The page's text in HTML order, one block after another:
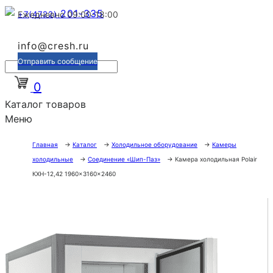
+7(4722)201-335
Ежедневно 09:00-18:00
info@cresh.ru
Отправить сообщение
0
Каталог товаров
Меню
Главная → Каталог → Холодильное оборудование → Камеры
холодильные
→ Соединение «Шип-Паз» → Камера холодильная Polair
КХН-12,42 1960×3160×2460